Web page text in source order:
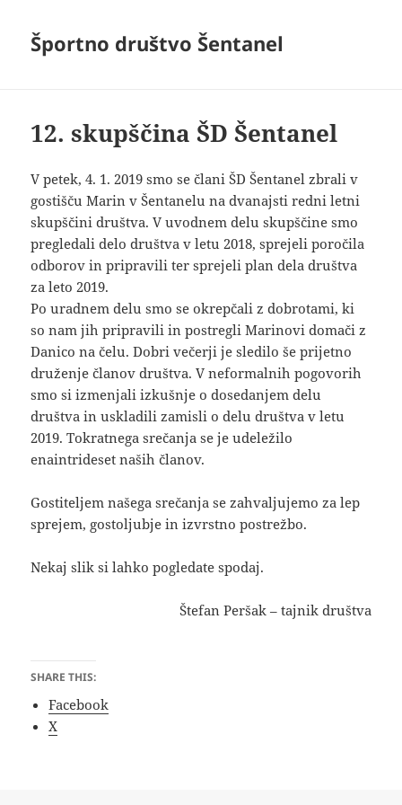
Športno društvo Šentanel
12. skupščina ŠD Šentanel
V petek, 4. 1. 2019 smo se člani ŠD Šentanel zbrali v
gostišču Marin v Šentanelu na dvanajsti redni letni
skupščini društva. V uvodnem delu skupščine smo
pregledali delo društva v letu 2018, sprejeli poročila
odborov in pripravili ter sprejeli plan dela društva
za leto 2019.
Po uradnem delu smo se okrepčali z dobrotami, ki
so nam jih pripravili in postregli Marinovi domači z
Danico na čelu. Dobri večerji je sledilo še prijetno
druženje članov društva. V neformalnih pogovorih
smo si izmenjali izkušnje o dosedanjem delu
društva in uskladili zamisli o delu društva v letu
2019. Tokratnega srečanja se je udeležilo
enaintrideset naših članov.
Gostiteljem našega srečanja se zahvaljujemo za lep
sprejem, gostoljubje in izvrstno postrežbo.
Nekaj slik si lahko pogledate spodaj.
Štefan Peršak – tajnik društva
SHARE THIS:
Facebook
X